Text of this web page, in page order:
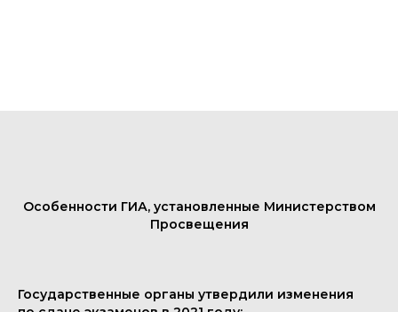
Особенности ГИА, установленные Министерством
Просвещения
Государственные органы утвердили изменения